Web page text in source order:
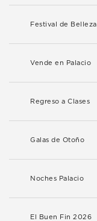
Festival de Belleza
Vende en Palacio
Regreso a Clases
Galas de Otoño
Noches Palacio
El Buen Fin 2026